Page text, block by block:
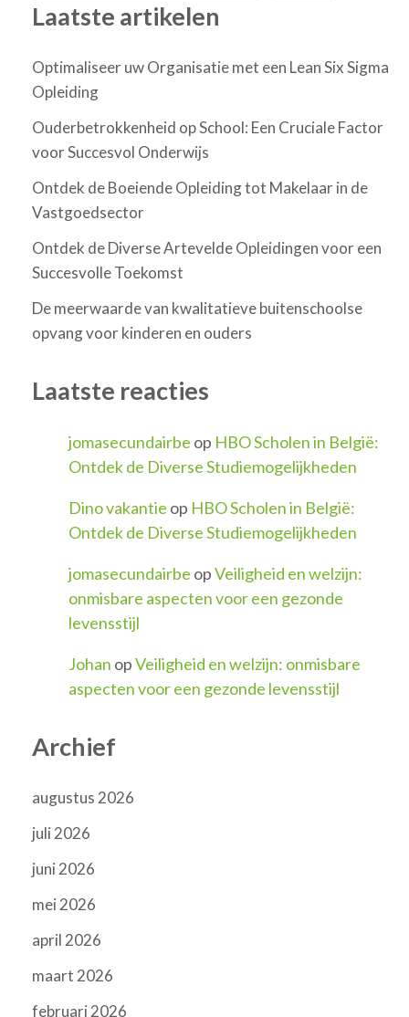
Laatste artikelen
Optimaliseer uw Organisatie met een Lean Six Sigma
Opleiding
Ouderbetrokkenheid op School: Een Cruciale Factor
voor Succesvol Onderwijs
Ontdek de Boeiende Opleiding tot Makelaar in de
Vastgoedsector
Ontdek de Diverse Artevelde Opleidingen voor een
Succesvolle Toekomst
De meerwaarde van kwalitatieve buitenschoolse
opvang voor kinderen en ouders
Laatste reacties
jomasecundairbe op HBO Scholen in België:
Ontdek de Diverse Studiemogelijkheden
Dino vakantie op HBO Scholen in België:
Ontdek de Diverse Studiemogelijkheden
jomasecundairbe opVeiligheid en welzijn:
onmisbare aspecten voor een gezonde
levensstijl
Johan opVeiligheid en welzijn: onmisbare
aspecten voor een gezonde levensstijl
Archief
augustus 2026
juli 2026
juni 2026
mei 2026
april 2026
maart 2026
februari 2026